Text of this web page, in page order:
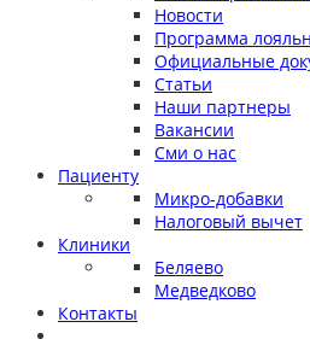
Новости
Программа
Официальные
Статьи
Наши партнеры
Вакансии
Сми о нас
Пациенту
Микро-добавки
Налоговый вычет
Клиники
Беляево
Медведково
Контакты